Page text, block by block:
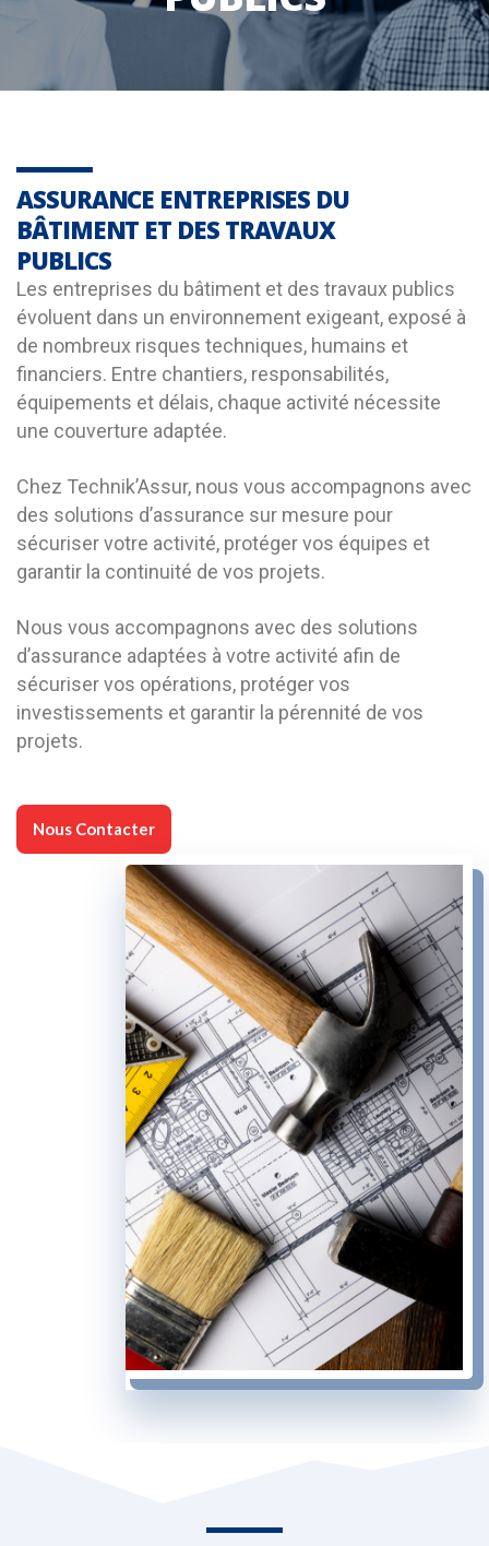
ASSURANCE ENTREPRISES DU
BÂTIMENT ET DES TRAVAUX
PUBLICS
Les entreprises du bâtiment et des travaux publics
évoluent dans un environnement exigeant, exposé à
de nombreux risques techniques, humains et
financiers. Entre chantiers, responsabilités,
équipements et délais, chaque activité nécessite
une couverture adaptée.
Chez Technik’Assur, nous vous accompagnons avec
des solutions d’assurance sur mesure pour
sécuriser votre activité, protéger vos équipes et
garantir la continuité de vos projets.
Nous vous accompagnons avec des solutions
d’assurance adaptées à votre activité afin de
sécuriser vos opérations, protéger vos
investissements et garantir la pérennité de vos
projets.
Nous Contacter